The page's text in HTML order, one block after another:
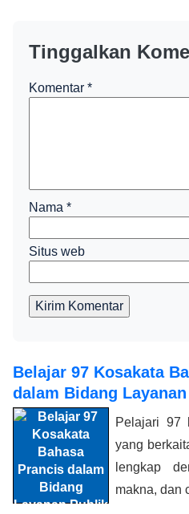
Tinggalkan
Komentar *
Nama *
Situs web
Kirim Komentar
Belajar 97 Kosakata
dalam Bidang
Pelajari 97
yang
lengkap
makna, dan